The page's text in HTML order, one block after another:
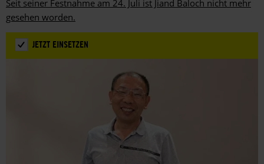
Seit seiner Festnahme am 24. Juli ist Jiand Baloch nicht mehr
gesehen worden.
JETZT EINSETZEN